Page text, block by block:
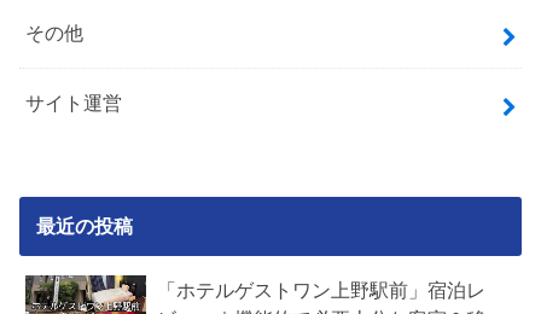
その他
サイト運営
最近の投稿
「ホテルゲストワン上野駅前」宿泊レ